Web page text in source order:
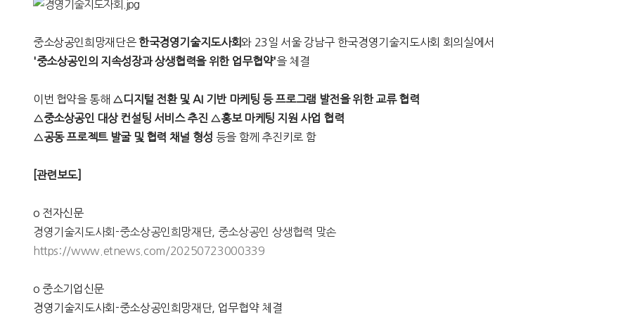
중소상공인희망재단은한국경영기술지도사회와 23일 서울 강남구 한국경영기술지도사회 회의실에서
'중소상공인의 지속성장과 상생협력을 위한 업무협약'을 체결
이번 협약을 통해 △디지털 전환 및 AI 기반 마케팅 등 프로그램 발전을 위한 교류 협력
△중소상공인 대상 컨설팅 서비스 추진 △홍보 마케팅 지원 사업 협력
△공동 프로젝트 발굴 및 협력 채널 형성 등을 함께 추진키로 함
[관련보도]
o 전자신문
경영기술지도사회-중소상공인희망재단, 중소상공인 상생협력 맞손
https://www.etnews.com/20250723000339
o 중소기업신문
경영기술지도사회-중소상공인희망재단, 업무협약 체결